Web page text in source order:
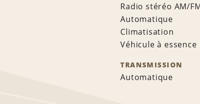
Radio stéréo AM/
Automatique
Climatisation
Véhicule à essence
TRANSMISSION
Automatique